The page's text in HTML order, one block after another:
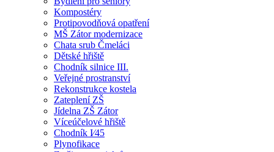
Kompostéry
Protipovodňová opatření
MŠ Zátor modernizace
Chata srub Čmeláci
Dětské hřiště
Chodník silnice III.
Veřejné prostranství
Rekonstrukce kostela
Zateplení ZŠ
Jídelna ZŠ Zátor
Víceúčelové hřiště
Chodník I⁄45
Plynofikace